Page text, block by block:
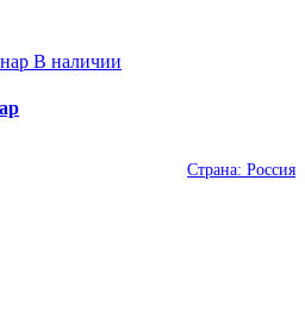
В наличии
Страна: Россия